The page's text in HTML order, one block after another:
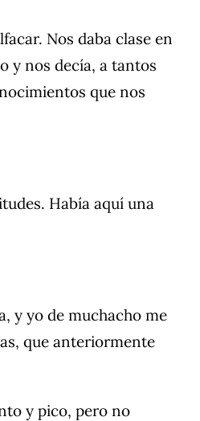
Nos daba clase en
y nos decía, a tantos
que nos
Había aquí una
y yo de muchacho me
que anteriormente
y pico, pero no